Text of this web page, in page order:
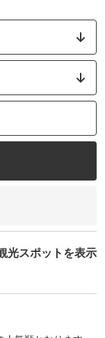
光スポットを表示